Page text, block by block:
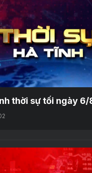
thời sự tối ngày